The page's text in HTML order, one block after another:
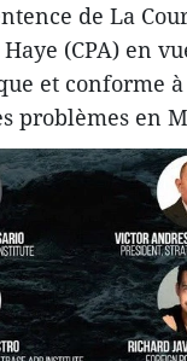
de La
(CPA) en
et conforme
problèmes en